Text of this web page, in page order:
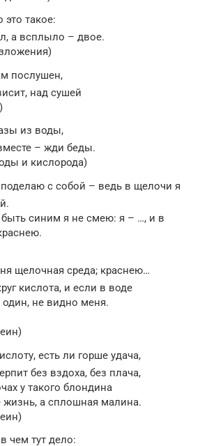
это такое:
а всплыло – двое.
послушен,
над сушей
из воды,
– жди беды.
и кислорода)
с собой – ведь в щелочи я
быть синим я не смею: я – …, и в
щелочная среда; краснею…
кислота, и если в воде
один, не видно меня.
есть ли горше удача,
без вздоха, без плача,
у такого блондина
жизнь, а сплошная малина.
чем тут дело: